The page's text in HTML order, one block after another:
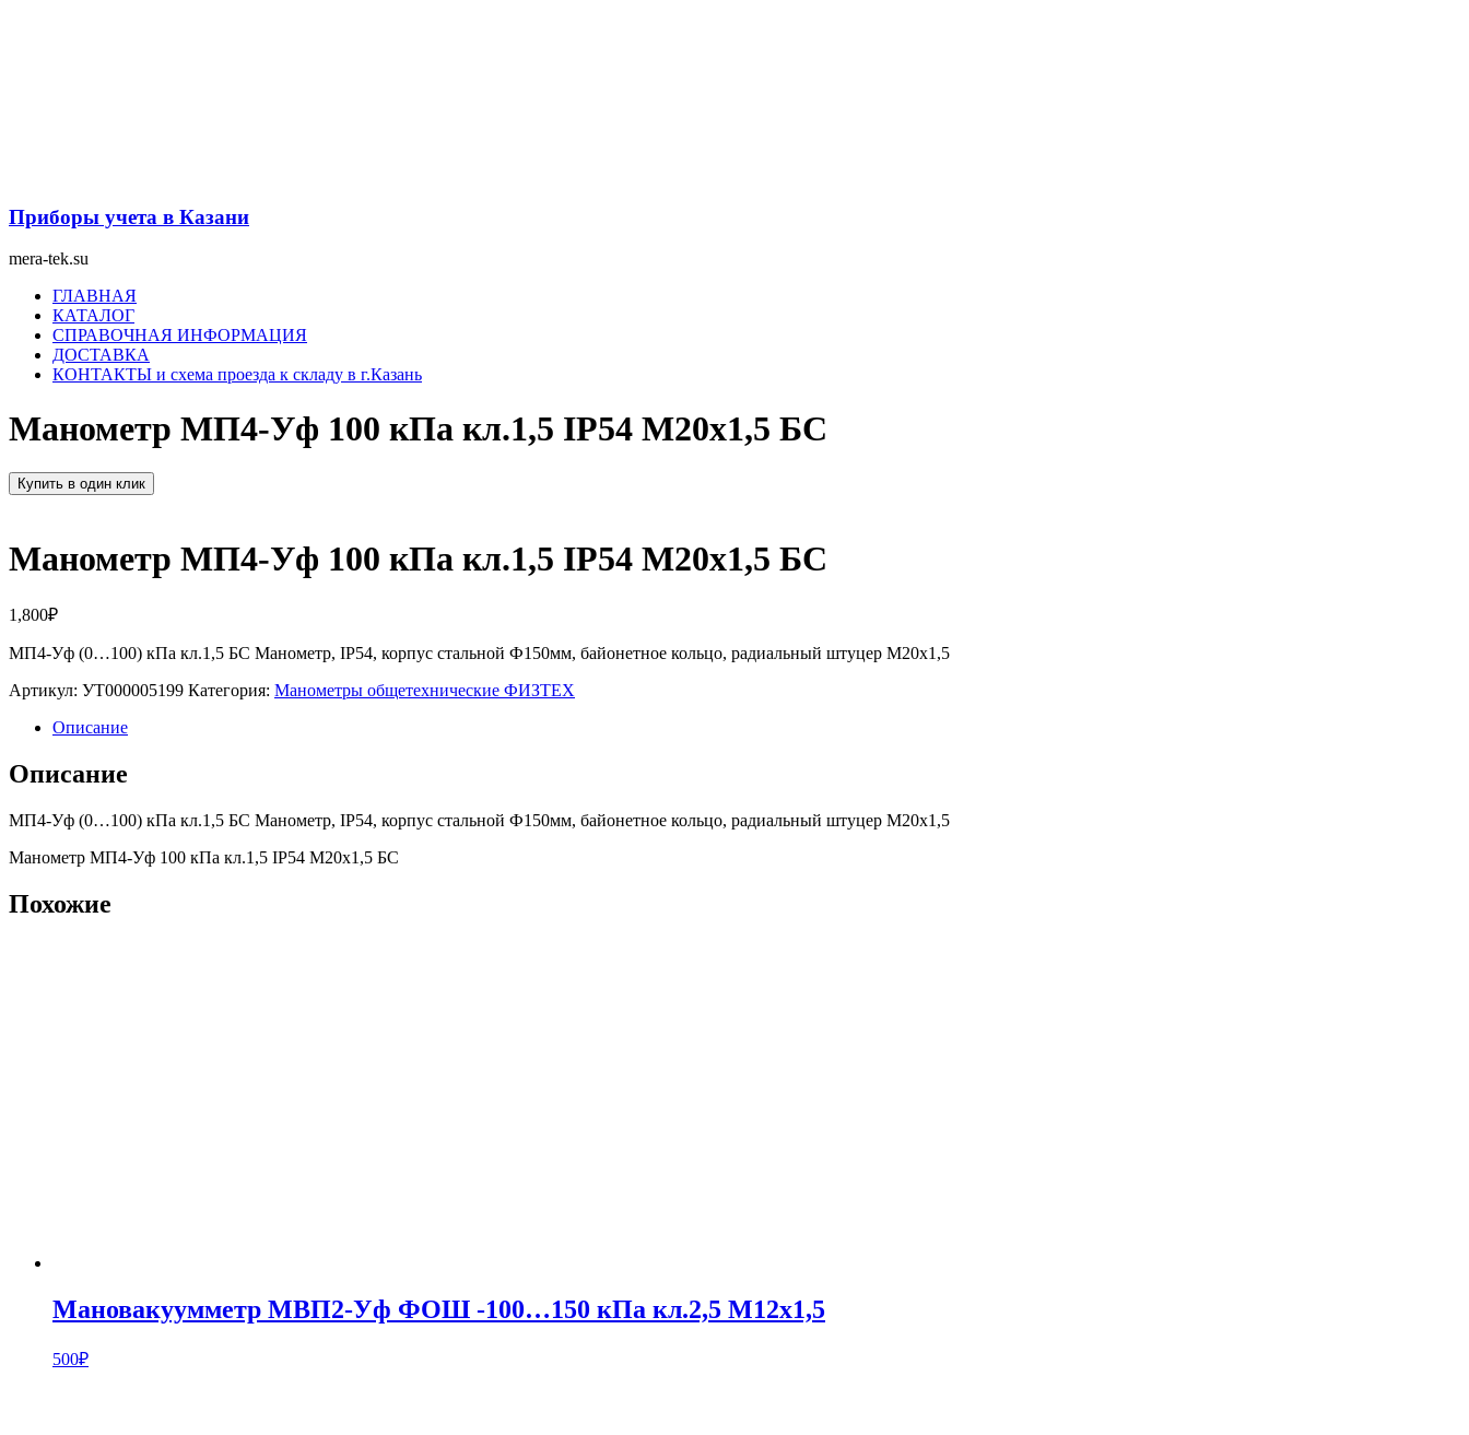
Приборы учета в Казани
mera-tek.su
МенюГЛАВНАЯ
КАТАЛОГ
СПРАВОЧНАЯ ИНФОРМАЦИЯ
ДОСТАВКА
КОНТАКТЫ и схема проезда к складу в г.Казань
Манометр МП4-Уф 100 кПа кл.1,5 IP54 М20х1,5 БС
Купить в один клик
Манометр МП4-Уф 100 кПа кл.1,5 IP54 М20х1,5 БС
1,800₽
МП4-Уф (0…100) кПа кл.1,5 БС Манометр, IP54, корпус стальной Ф150мм, байонетное кольцо, радиальный штуцер М20х1,5
Артикул: УТ000005199 Категория: Манометры общетехнические ФИЗТЕХ
Описание
Описание
МП4-Уф (0…100) кПа кл.1,5 БС Манометр, IP54, корпус стальной Ф150мм, байонетное кольцо, радиальный штуцер М20х1,5
Манометр МП4-Уф 100 кПа кл.1,5 IP54 М20х1,5 БС
Похожие
Мановакуумметр МВП2-Уф ФОШ -100…150 кПа кл.2,5 М12х1,5
500₽